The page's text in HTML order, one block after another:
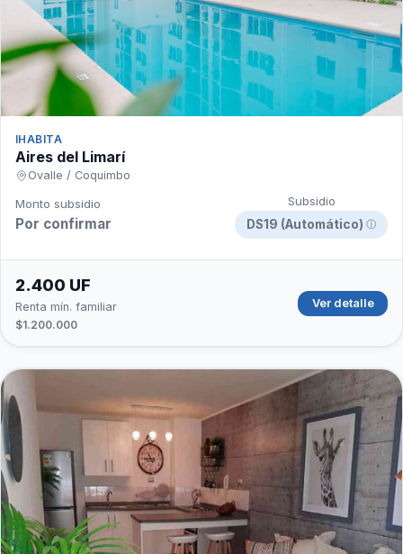
IHABITA
Aires del Limarí
Ovalle / Coquimbo
Monto subsidio
Por confirmar
Subsidio
DS19 (Automático) ⓘ
2.400 UF
Renta mín. familiar
$1.200.000
Ver detalle